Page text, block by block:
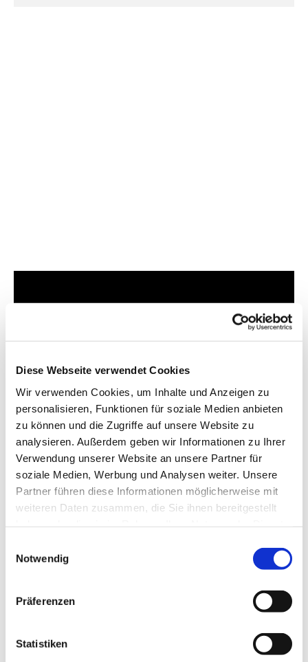
Diese Webseite verwendet Cookies
Wir verwenden Cookies, um Inhalte und Anzeigen zu
personalisieren, Funktionen für soziale Medien anbieten
zu können und die Zugriffe auf unsere Website zu
analysieren. Außerdem geben wir Informationen zu Ihrer
Verwendung unserer Website an unsere Partner für
soziale Medien, Werbung und Analysen weiter. Unsere
Partner führen diese Informationen möglicherweise mit
weiteren Daten zusammen, die Sie ihnen bereitgestellt
Notwendig
Präferenzen
Statistiken
Dies könnte Sie auch
interessieren